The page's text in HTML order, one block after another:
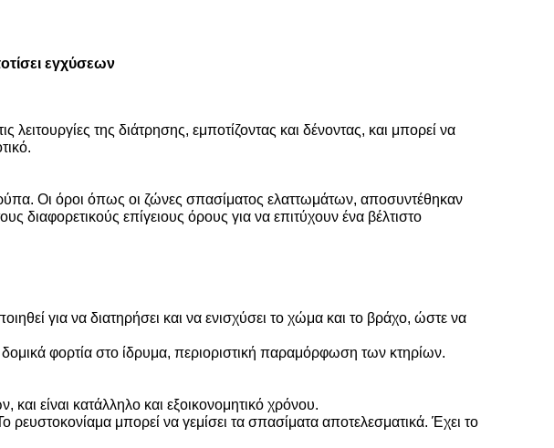
εγχύσεων
της διάτρησης, εμποτίζοντας και δένοντας, και μπορεί να
Οι όροι όπως οι ζώνες σπασίματος ελαττωμάτων, αποσυντέθηκαν
επίγειους όρους για να επιτύχουν ένα βέλτιστο
για να διατηρήσει και να ενισχύσει το χώμα και το βράχο, ώστε να
φορτία στο ίδρυμα, περιοριστική παραμόρφωση των κτηρίων.
είναι κατάλληλο και εξοικονομητικό χρόνου.
ρευστοκονίαμα μπορεί να γεμίσει τα σπασίματα αποτελεσματικά. Έχει το